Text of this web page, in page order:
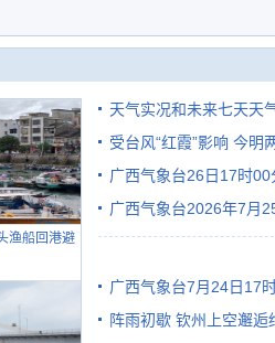
渔船回港避
天气实况和未来七天天
受台风“红霞”影响 今明
有较强降雨
广西气象台26日17时
广西气象台2026年7月
广西气象台7月24日17
阵雨初歇 钦州上空邂逅